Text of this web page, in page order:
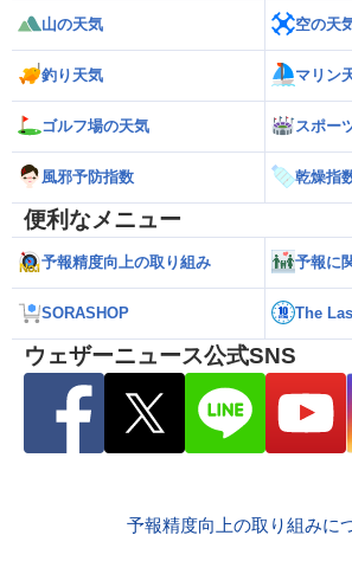
山の天気 空の天
釣り天気 マリン
ゴルフ場の天気 スポー
風邪予防指数 乾燥指
便利なメニュー
予報精度向上の取り組み 予報に
SORASHOP The
ウェザーニュース公式SNS
予報精度向上の取り組みに